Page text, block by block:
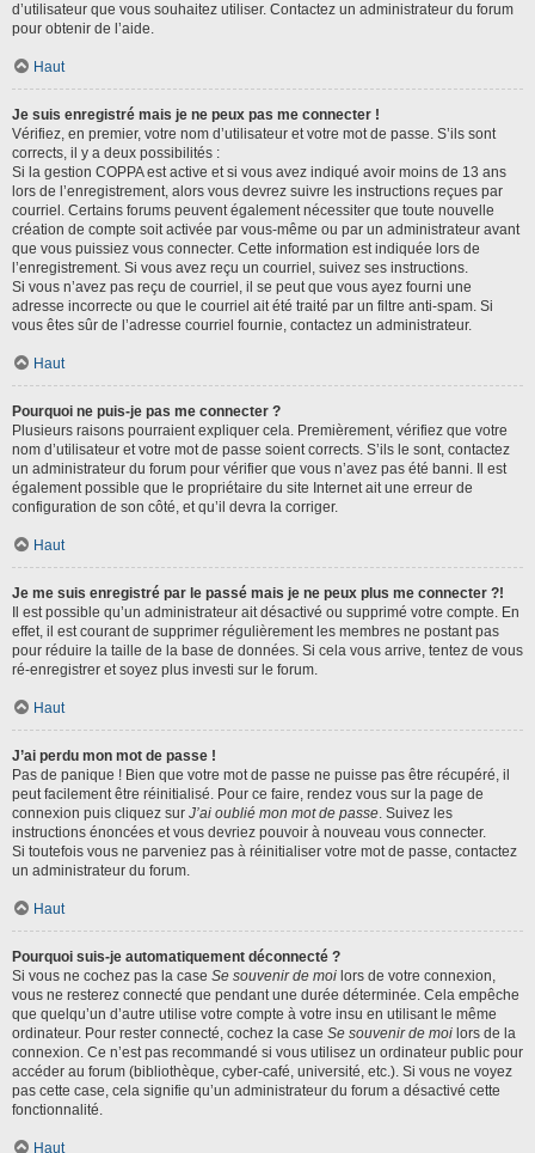
d’utilisateur que vous souhaitez utiliser. Contactez un administrateur du forum
pour obtenir de l’aide.
Haut
Je suis enregistré mais je ne peux pas me connecter !
Vérifiez, en premier, votre nom d’utilisateur et votre mot de passe. S’ils sont
corrects, il y a deux possibilités :
Si la gestion COPPA est active et si vous avez indiqué avoir moins de 13 ans
lors de l’enregistrement, alors vous devrez suivre les instructions reçues par
courriel. Certains forums peuvent également nécessiter que toute nouvelle
création de compte soit activée par vous-même ou par un administrateur avant
que vous puissiez vous connecter. Cette information est indiquée lors de
l’enregistrement. Si vous avez reçu un courriel, suivez ses instructions.
Si vous n’avez pas reçu de courriel, il se peut que vous ayez fourni une
adresse incorrecte ou que le courriel ait été traité par un filtre anti-spam. Si
vous êtes sûr de l’adresse courriel fournie, contactez un administrateur.
Haut
Pourquoi ne puis-je pas me connecter ?
Plusieurs raisons pourraient expliquer cela. Premièrement, vérifiez que votre
nom d’utilisateur et votre mot de passe soient corrects. S’ils le sont, contactez
un administrateur du forum pour vérifier que vous n’avez pas été banni. Il est
également possible que le propriétaire du site Internet ait une erreur de
configuration de son côté, et qu’il devra la corriger.
Haut
Je me suis enregistré par le passé mais je ne peux plus me connecter ?!
Il est possible qu’un administrateur ait désactivé ou supprimé votre compte. En
effet, il est courant de supprimer régulièrement les membres ne postant pas
pour réduire la taille de la base de données. Si cela vous arrive, tentez de vous
ré-enregistrer et soyez plus investi sur le forum.
Haut
J’ai perdu mon mot de passe !
Pas de panique ! Bien que votre mot de passe ne puisse pas être récupéré, il
peut facilement être réinitialisé. Pour ce faire, rendez vous sur la page de
connexion puis cliquez sur J’ai oublié mon mot de passe. Suivez les
instructions énoncées et vous devriez pouvoir à nouveau vous connecter.
Si toutefois vous ne parveniez pas à réinitialiser votre mot de passe, contactez
un administrateur du forum.
Haut
Pourquoi suis-je automatiquement déconnecté ?
Si vous ne cochez pas la case Se souvenir de moi lors de votre connexion,
vous ne resterez connecté que pendant une durée déterminée. Cela empêche
que quelqu’un d’autre utilise votre compte à votre insu en utilisant le même
ordinateur. Pour rester connecté, cochez la case Se souvenir de moi lors de la
connexion. Ce n’est pas recommandé si vous utilisez un ordinateur public pour
accéder au forum (bibliothèque, cyber-café, université, etc.). Si vous ne voyez
pas cette case, cela signifie qu’un administrateur du forum a désactivé cette
fonctionnalité.
Haut